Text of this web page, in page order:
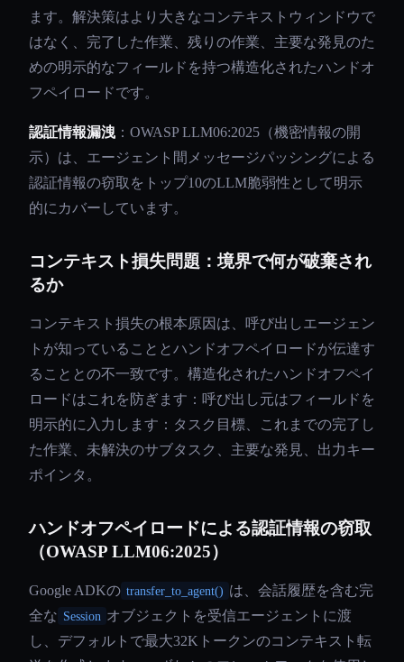
ます。解決策はより大きなコンテキストウィンドウで
はなく、完了した作業、残りの作業、主要な発見のた
めの明示的なフィールドを持つ構造化されたハンドオ
フペイロードです。
認証情報漏洩 ：OWASP LLM06:2025（機密情報の開
示）は、エージェント間メッセージパッシングによる
認証情報の窃取をトップ10のLLM脆弱性として明示
的にカバーしています。
コンテキスト損失問題：境界で何が破棄され
るか
コンテキスト損失の根本原因は、呼び出しエージェン
トが知っていることとハンドオフペイロードが伝達す
ることとの不一致です。構造化されたハンドオフペイ
ロードはこれを防ぎます：呼び出し元はフィールドを
明示的に入力します：タスク目標、これまでの完了し
た作業、未解決のサブタスク、主要な発見、出力キー
ポインタ。
ハンドオフペイロードによる認証情報の窃取
（OWASP LLM06:2025）
Google ADKの transfer_to_agent() は、会話履歴を含む完
全な Session オブジェクトを受信エージェントに渡
し、デフォルトで最大32Kトークンのコンテキスト転